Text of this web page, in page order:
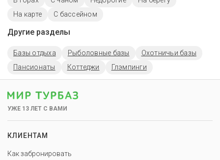
На карте
С бассейном
Другие разделы
Базы отдыха Рыболовные базы
Охотничьи базы
Пансионаты
Коттеджи Глэмпинги
УЖЕ 13 ЛЕТ С ВАМИ
КЛИЕНТАМ
Как забронировать